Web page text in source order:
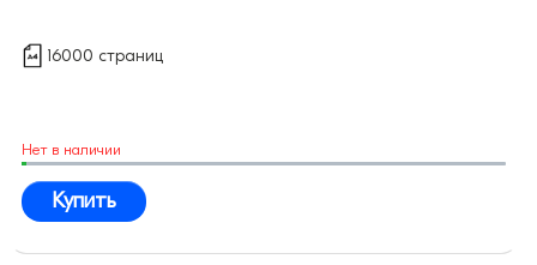
16000 страниц
Нет в наличии
Купить